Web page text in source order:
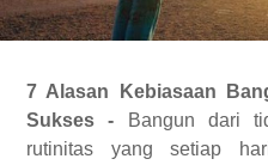
7 Alasan Kebiasaan
Sukses -
Bangun dari
rutinitas yang setiap